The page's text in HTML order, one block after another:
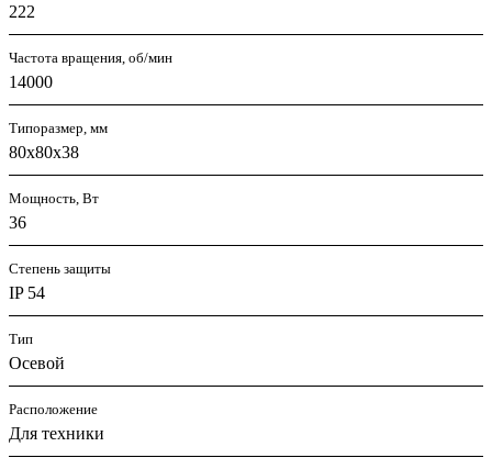
222
Частота вращения, об/мин
14000
Типоразмер, мм
80x80x38
Мощность, Вт
36
Степень защиты
IP 54
Тип
Осевой
Расположение
Для техники